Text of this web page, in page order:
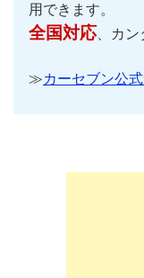
用できます。
全国対応、カン
≫カーセブン公